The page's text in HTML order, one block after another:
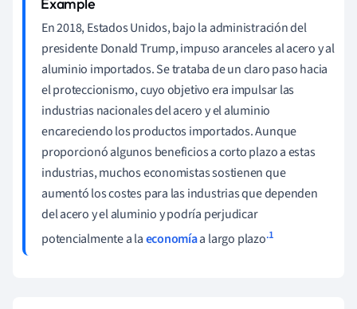
En 2018, Estados Unidos, bajo la administración del
presidente Donald Trump, impuso aranceles al acero y al
aluminio importados. Se trataba de un claro paso hacia
el proteccionismo, cuyo objetivo era impulsar las
industrias nacionales del acero y el aluminio
encareciendo los productos importados. Aunque
proporcionó algunos beneficios a corto plazo a estas
industrias, muchos economistas sostienen que
aumentó los costes para las industrias que dependen
del acero y el aluminio y podría perjudicar
potencialmente a laeconomíaa largo plazo.1